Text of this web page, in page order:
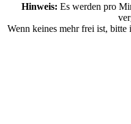
Hinweis: Es werden pro
Wenn keines mehr frei ist,